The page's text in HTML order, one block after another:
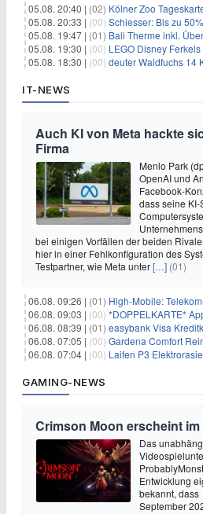
05.08. 20:40 | (02) Kölner Zoo Tageskarte mit Rabatt
05.08. 20:33 | (00) Schiesser: Bis zu 50%
05.08. 19:47 | (01) Bali Therme inkl. Übernachtung &
05.08. 19:30 | (00) LEGO Disney Ferkels
05.08. 18:30 | (00) deuter Waldfuchs 14
IT-NEWS
Auch KI von Meta hackte
Firma
Menlo Park
OpenAI und
Facebook-
dass seine KI-
bei einigen Vorfällen der beiden
hier in einer Fehlkonfiguration des
Testpartner, wie Meta unter[…] (01)
06.08. 09:26 | (01) High-Mobile: Telekom-Netz – 30GB für 9,99€/Monat
06.08. 09:03 | (00) *DOPPELKARTE* Apple iPhone 17 Pro 256GB + 80€ Online
06.08. 08:39 | (01) easybank Visa Kreditkarte mit
06.08. 07:05 | (00) Gardena Comfort
06.08. 07:04 | (00) Laifen P3 Elektrorasierer Bundle für 152,99€
GAMING-NEWS
Crimson Moon erscheint
Das
Entwicklung
bekannt,
September